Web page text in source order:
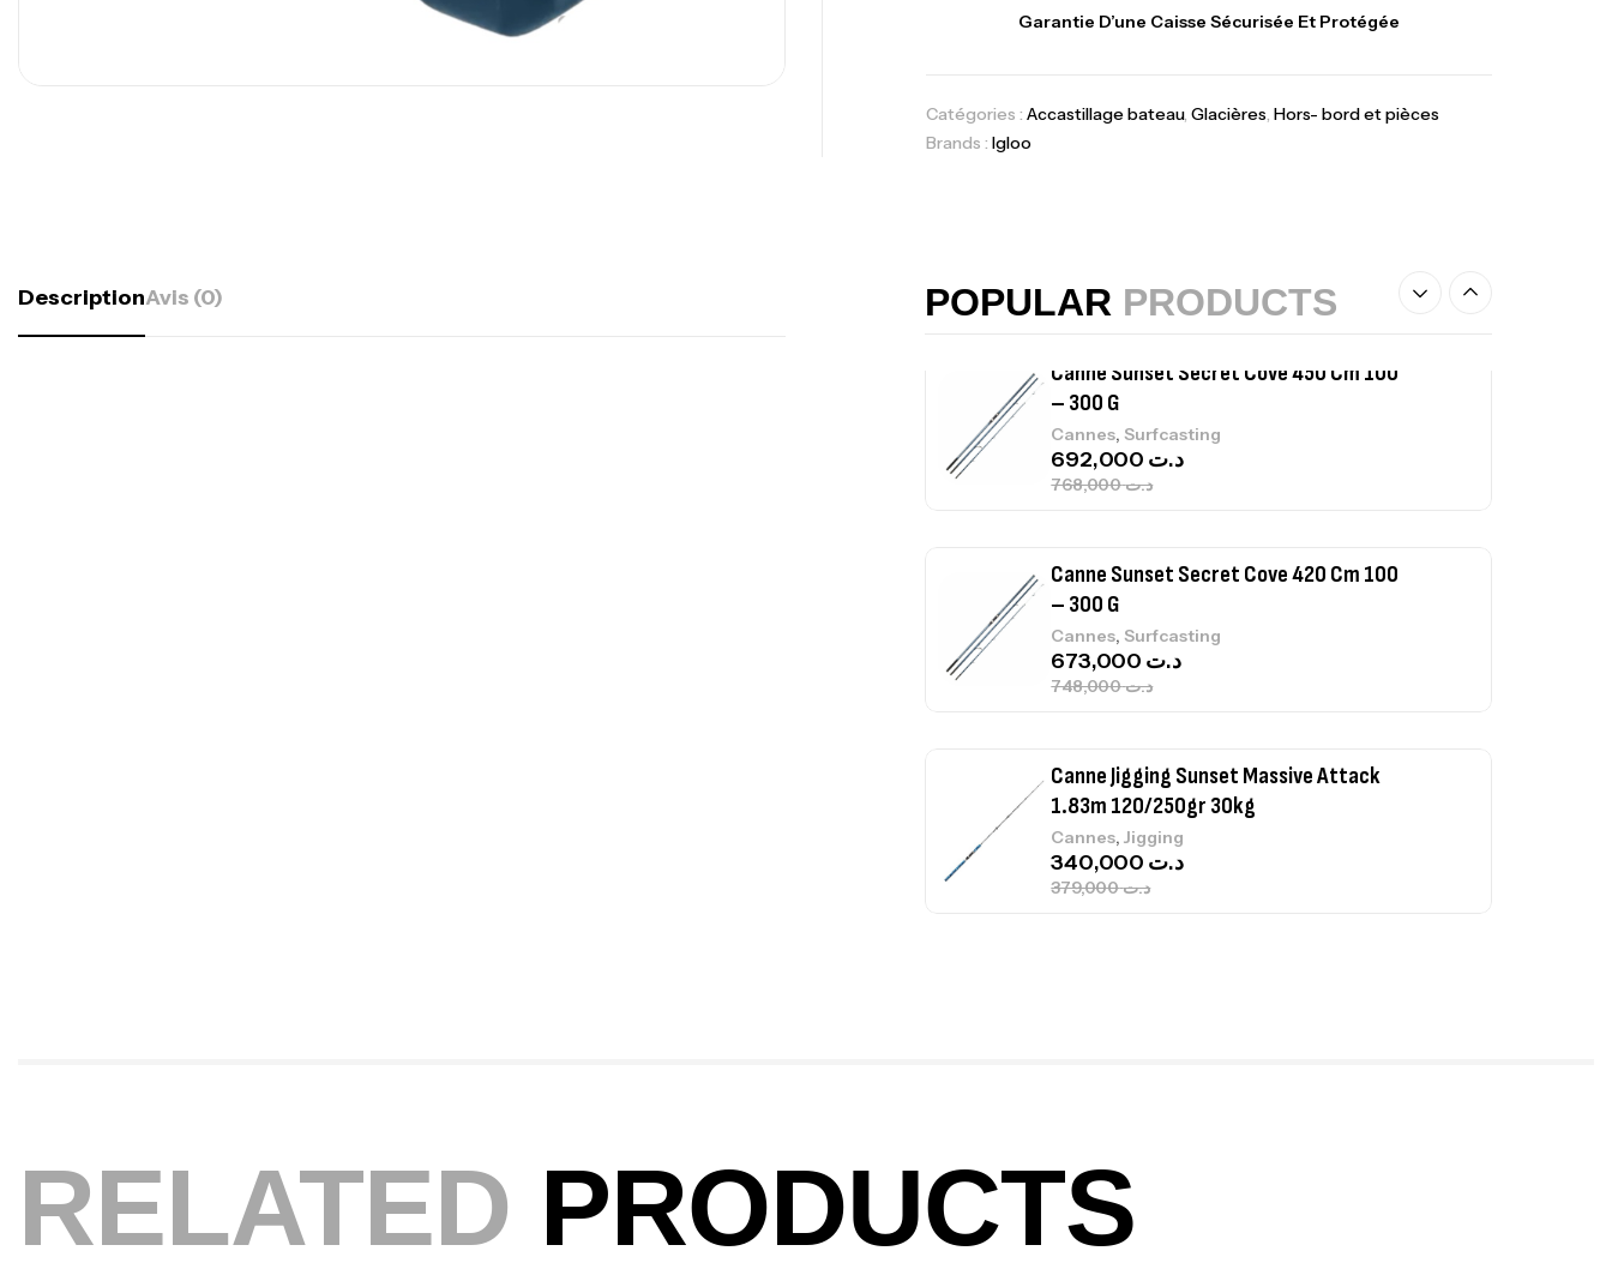
Garantie D’une Caisse Sécurisée Et Protégée
Catégories : Accastillage bateau, Glacières, Hors- bord et pièces
Brands : Igloo
DescriptionAvis (0) POPULAR PRODUCTS
Volant 3 Branches Inox T26S/35
Canne Sunset Secret Cove 450 Cm 100
– 300 G
Cannes, Surfcasting
د.ت768,000
د.ت
Canne Sunset Secret Cove 420 Cm 100
– 300 G
Cannes, Surfcasting
د.ت748,000
د.ت
Canne Jigging Sunset Massive Attack
1.83m 120/250gr 30kg
Cannes,Jigging
د.ت379,000
د.ت
Volant 3 Branches Inox T26S/35
Accastillage bateau
RELATED PRODUCTS